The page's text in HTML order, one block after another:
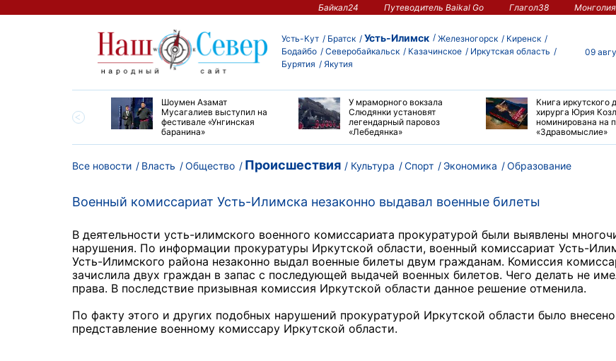
Байкал24 Путеводитель Baikal Go Глагол38
Усть-Кут Братск Усть-Илимск Железногорск
Киренск
Бодайбо
Северобайкальск Казачинское
Иркутская область
Бурятия
Якутия
09
свой высокий
на конгрессе в
Шоумен Азамат
Мусагалиев выступил на
фестивале «Унгинская
баранина»
У мраморного вокзала
Слюдянки установят
легендарный паровоз
«Лебедянка»
Книга иркутского
хирурга Юрия
номинирована на
«Здравомыслие»
Все новости Власть Общество Происшествия Культура Спорт Экономика Образование
Военный комиссариат Усть-Илимска незаконно выдавал военные билеты
В деятельности усть-илимского военного комиссариата прокуратурой были выявлены
нарушения. По информации прокуратуры Иркутской области, военный комиссариат Усть-
Усть-Илимского района незаконно выдал военные билеты двум гражданам. Комиссия
зачислила двух граждан в запас с последующей выдачей военных билетов. Чего делать не
права. В последствие призывная комиссия Иркутской области данное решение отменила.
По факту этого и других подобных нарушений прокуратурой Иркутской области было внесено
представление военному комиссару Иркутской области.